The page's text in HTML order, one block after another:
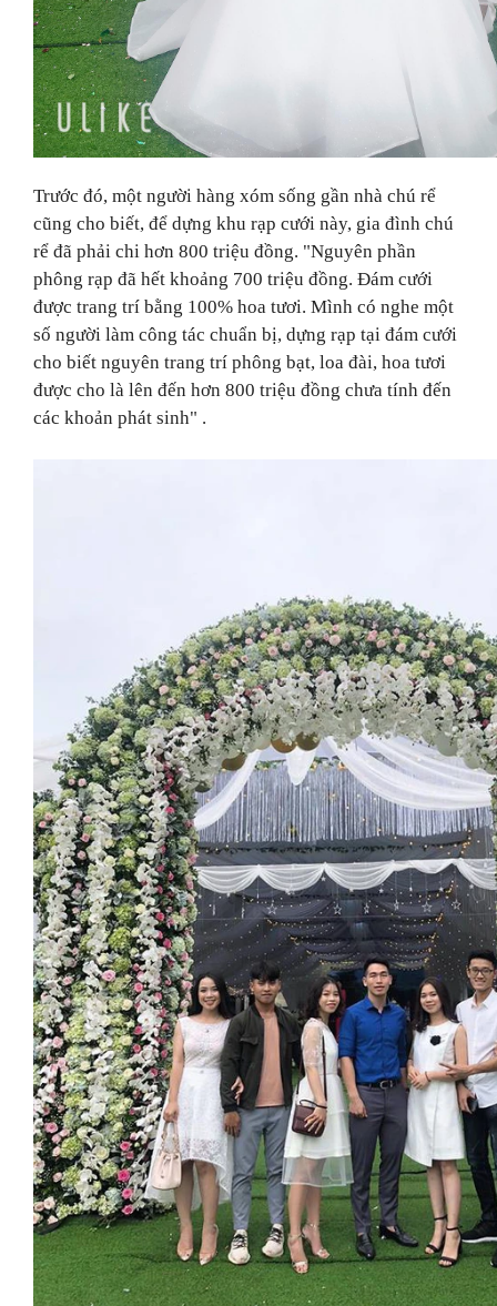
Trước đó, một người hàng xóm sống gần nhà chú rể
cũng cho biết, để dựng khu rạp cưới này, gia đình chú
rể đã phải chi hơn 800 triệu đồng. "Nguyên phần
phông rạp đã hết khoảng 700 triệu đồng. Đám cưới
được trang trí bằng 100% hoa tươi. Mình có nghe một
số người làm công tác chuẩn bị, dựng rạp tại đám cưới
cho biết nguyên trang trí phông bạt, loa đài, hoa tươi
được cho là lên đến hơn 800 triệu đồng chưa tính đến
các khoản phát sinh" .